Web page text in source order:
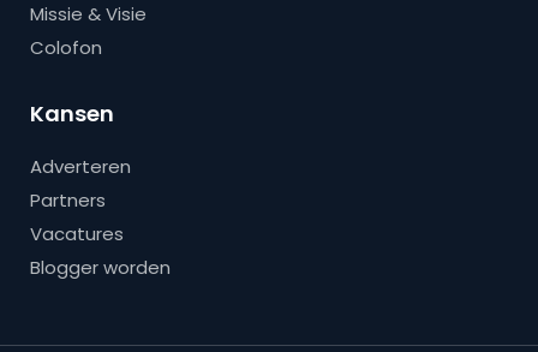
Missie & Visie
Colofon
Kansen
Adverteren
Partners
Vacatures
Blogger worden